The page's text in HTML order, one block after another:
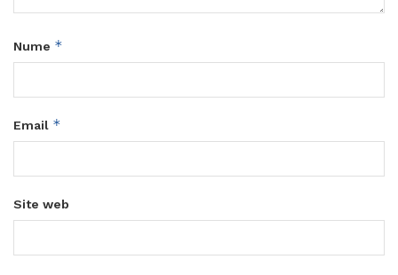
Nume *
Email *
Site web